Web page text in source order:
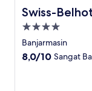
Swiss-
Swiss-Belhotel
Properti
bintang
4.0
Banjarmasin
8.0
8,0/10 Sangat